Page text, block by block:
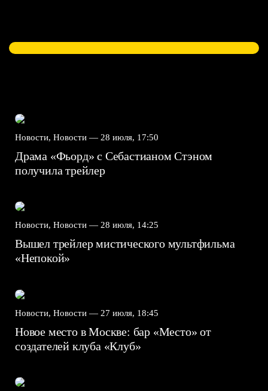
Новости, Новости — 28 июля, 17:50
Драма «Фьорд» с Себастианом Стэном
получила трейлер
Новости, Новости — 28 июля, 14:25
Вышел трейлер мистического мультфильма
«Непокой»
Новости, Новости — 27 июля, 18:45
Новое место в Москве: бар «Место» от
создателей клуба «Клуб»